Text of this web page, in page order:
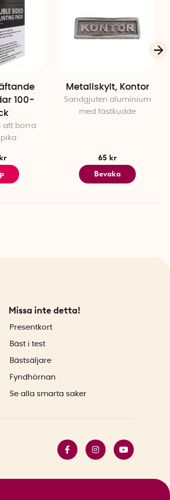
100-
att borra
Metallskylt, Kontor
Sandgjuten aluminium
med fästkudde
65 kr
Bevaka
Missa inte detta!
Presentkort
Bäst i test
Bästsäljare
Fyndhörnan
Se alla smarta saker